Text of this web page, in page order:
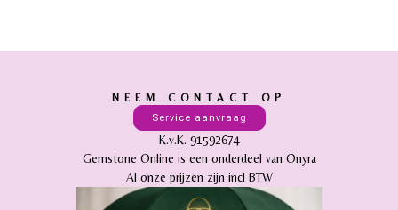
NEEM CONTACT OP
Service aanvraag
K.v.K. 91592674
Gemstone Online is een onderdeel van Onyra
Al onze prijzen zijn incl BTW